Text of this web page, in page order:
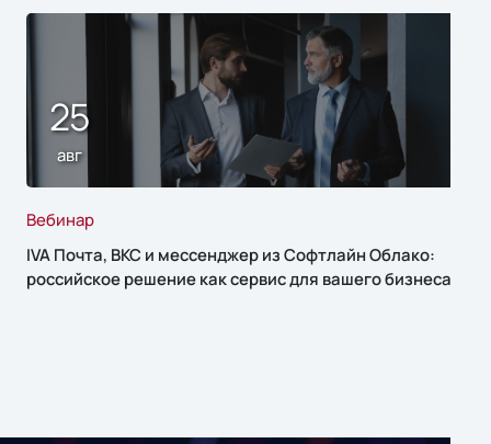
25
авг
Вебинар
IVA Почта, ВКС и мессенджер из Софтлайн Облако:
российское решение как сервис для вашего бизнеса